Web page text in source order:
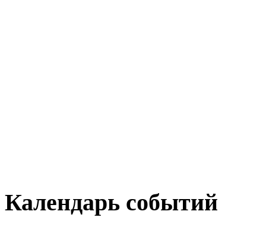
Календарь событий